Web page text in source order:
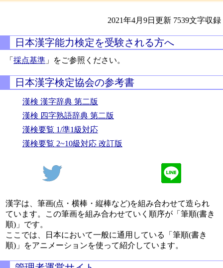
2021年4月9日更新 7539文字収録
日本漢字能力検定を受験される方へ
「採点基準 」をご参照ください。
日本漢字検定協会の参考書
漢検 漢字辞典 第二版
漢検 四字熟語辞典 第二版
漢検要覧 1/準1級対応
漢検要覧 2~10級対応 改訂版
漢字は、筆画(点・横棒・縦棒など)を組み合わせて造られ
ています。この筆画を組み合わせていく順序が「筆順(書き
順)」です。
ここでは、日本において一般に通用している「筆順(書き
順)」をアニメーションを使って紹介しています。